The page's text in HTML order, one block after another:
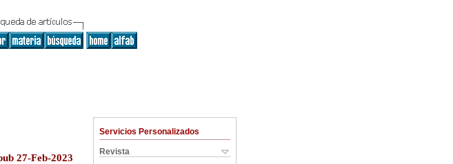
Servicios Personalizados
Revista
27-Feb-2023